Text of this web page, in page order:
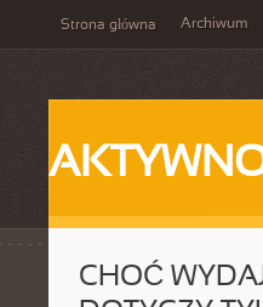
Strona główna Archiwum
CHOĆ